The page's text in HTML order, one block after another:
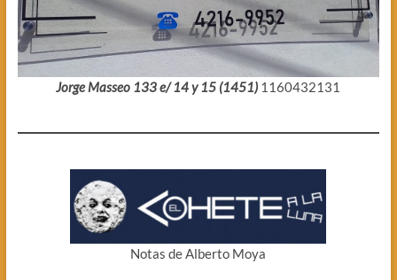
Jorge Masseo 133 e/ 14 y 15 (1451) 1160432131
Notas de Alberto Moya